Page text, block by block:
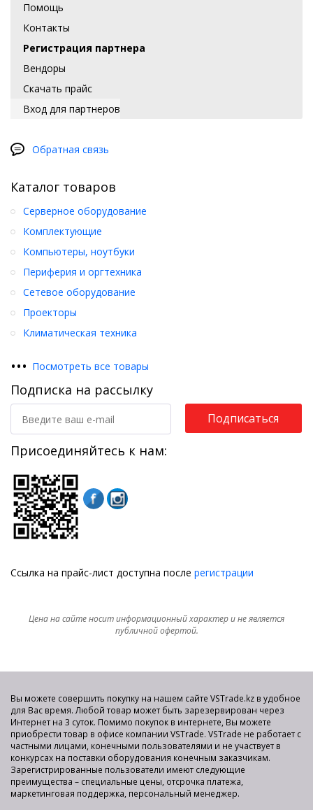
Помощь
Контакты
Регистрация партнера
Вендоры
Скачать прайс
Вход для партнеров
Обратная связь
Каталог товаров
Серверное оборудование
Комплектующие
Компьютеры, ноутбуки
Периферия и оргтехника
Сетевое оборудование
Проекторы
Климатическая техника
••• Посмотреть все товары
Подписка на рассылку
Подписаться
Присоединяйтесь к нам:
Ссылка на прайс-лист доступна после регистрации
Цена на сайте носит информационный характер и не является
публичной офертой.
Вы можете совершить покупку на нашем сайте VSTrade.kz в удобное
для Вас время. Любой товар может быть зарезервирован через
Интернет на 3 суток. Помимо покупок в интернете, Вы можете
приобрести товар в офисе компании VSTrade. VSTrade не работает с
частными лицами, конечными пользователями и не участвует в
конкурсах на поставки оборудования конечным заказчикам.
Зарегистрированные пользователи имеют следующие
преимущества – специальные цены, отсрочка платежа,
маркетинговая поддержка, персональный менеджер.